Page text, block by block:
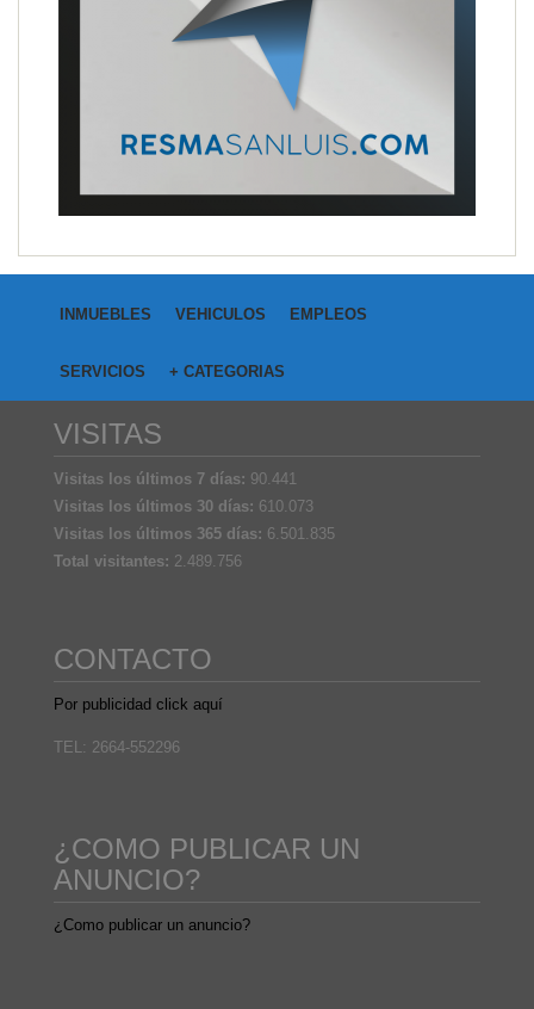
INMUEBLES VEHICULOS EMPLEOS
SERVICIOS + CATEGORIAS
VISITAS
Visitas los últimos 7 días: 90.441
Visitas los últimos 30 días: 610.073
Visitas los últimos 365 días: 6.501.835
Total visitantes: 2.489.756
CONTACTO
Por publicidad click aquí
TEL: 2664-552296
¿COMO PUBLICAR UN
ANUNCIO?
¿Como publicar un anuncio?